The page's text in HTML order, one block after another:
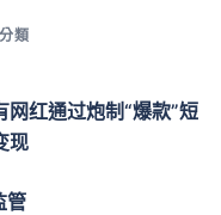
類
红通过炮制“爆款”短
现
管